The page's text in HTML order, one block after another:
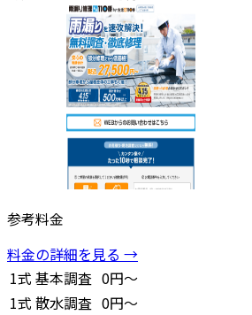
参考料金
料金の詳細を見る →
1式 基本調査 0円～
1式 散水調査 0円～